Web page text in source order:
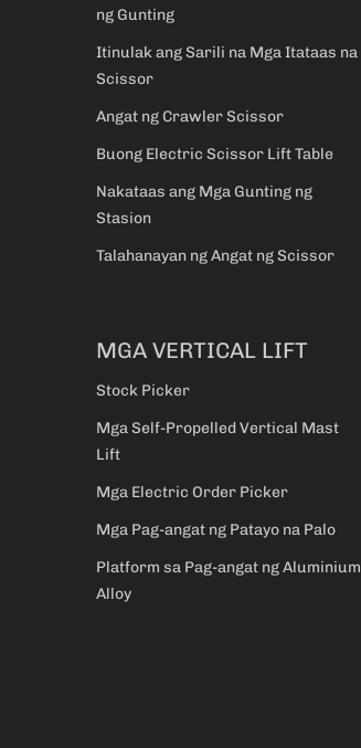
ng Gunting
Itinulak ang Sarili na Mga Itataas na
Scissor
Angat ng Crawler Scissor
Buong Electric Scissor Lift Table
Nakataas ang Mga Gunting ng
Stasion
Talahanayan ng Angat ng Scissor
MGA VERTICAL LIFT
Stock Picker
Mga Self-Propelled Vertical Mast
Lift
Mga Electric Order Picker
Mga Pag-angat ng Patayo na Palo
Platform sa Pag-angat ng Aluminium
Alloy